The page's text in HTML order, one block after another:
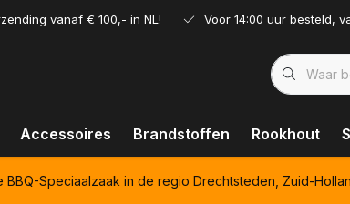
vanaf € 100,- in NL! Voor 14:00 uur besteld,
Accessoires Brandstoffen Rookhout
BBQ-Speciaalzaak in de regio Drechtsteden, Zuid-